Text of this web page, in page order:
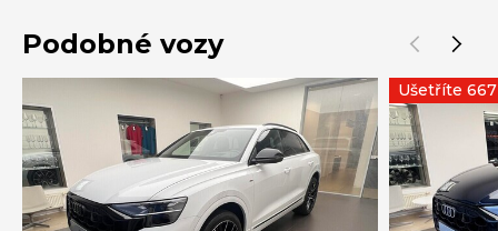
Podobné vozy
Ušetříte